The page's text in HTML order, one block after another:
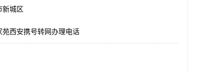
新城区
苑西安携号转网办理电话